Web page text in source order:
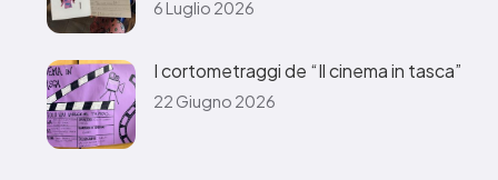
6 Luglio 2026
I cortometraggi de “Il cinema in tasca”
22 Giugno 2026